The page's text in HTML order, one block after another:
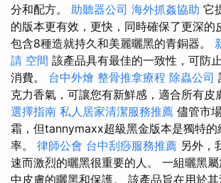
分和配方。 助聽器公司 海外抓姦協助 它
的版本更有效，更快，同時確保了更深的
包含8種造就持久和美麗曬黑的青銅器。
請 空間 該產品具有最佳的一致性，可防
消費。 台中外燴 整骨推拿療程 除蟲公司
克力香氣，可讓您有新鮮感，適合所有皮
選擇指南 私人居家清潔服務推薦 儘管市
霜，但tannymaxx超級黑金版本是獨特的
率。 律師公會 台中刮痧服務推薦 另外，
速而激烈的曬黑很重要的人。 一組曬黑
中皮膚的曬黑和保護。 該產品旨在用於